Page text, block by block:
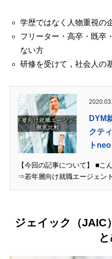
学歴ではなく人物重視の
フリーター・高卒・既卒
ない方
研修を受けて，社会人の
DYM
クテ
ト
【今回の記事について】 ■こ
⇒若年層向け就職エージェン
ジェイック（JAIC